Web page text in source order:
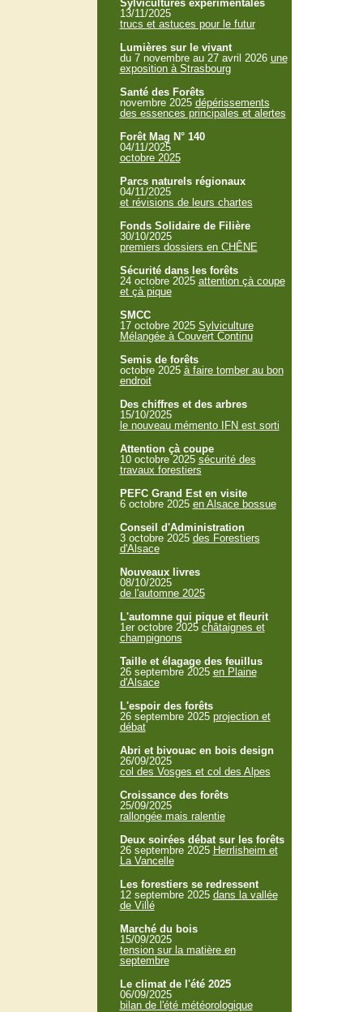
Sylvicultures expérimentales
13/11/2025
trucs et astuces pour le futur
Lumières sur le vivant
du 7 novembre au 27 avril 2026 une
exposition à Strasbourg
Santé des Forêts
novembre 2025 dépérissements
des essences principales et alertes
Forêt Mag N° 140
04/11/2025
octobre 2025
Parcs naturels régionaux
04/11/2025
et révisions de leurs chartes
Fonds Solidaire de Filière
30/10/2025
premiers dossiers en CHÊNE
Sécurité dans les forêts
24 octobre 2025 attention çà coupe
et çà pique
SMCC
17 octobre 2025 Sylviculture
Mélangée à Couvert Continu
Semis de forêts
octobre 2025 à faire tomber au bon
endroit
Des chiffres et des arbres
15/10/2025
le nouveau mémento IFN est sorti
Attention çà coupe
10 octobre 2025 sécurité des
travaux forestiers
PEFC Grand Est en visite
6 octobre 2025 en Alsace bossue
Conseil d'Administration
3 octobre 2025 des Forestiers
d'Alsace
Nouveaux livres
08/10/2025
de l'automne 2025
L'automne qui pique et fleurit
1er octobre 2025 châtaignes et
champignons
Taille et élagage des feuillus
26 septembre 2025 en Plaine
d'Alsace
L'espoir des forêts
26 septembre 2025 projection et
débat
Abri et bivouac en bois design
26/09/2025
col des Vosges et col des Alpes
Croissance des forêts
25/09/2025
rallongée mais ralentie
Deux soirées débat sur les forêts
26 septembre 2025 Herrlisheim et
La Vancelle
Les forestiers se redressent
12 septembre 2025 dans la vallée
de Villé
Marché du bois
15/09/2025
tension sur la matière en
septembre
Le climat de l'été 2025
06/09/2025
bilan de l'été météorologique